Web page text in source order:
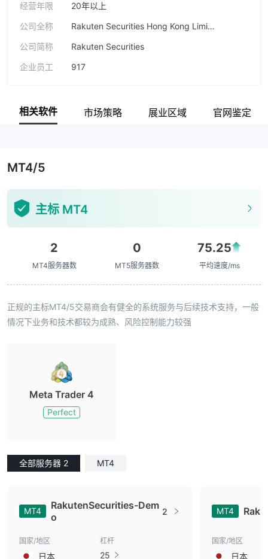
经营年限
20年以上
公司全称
Rakuten Securities Hong Kong Limited
公司简称
Rakuten Securities
企业员工
917
相关软件 市场策略 展业区域 官网鉴定
MT4/5
主标 MT4
2
MT4服务器数
0
MT5服务器数
75.25
平均速度/ms
正规的主标MT4/5交易商会有健全的系统服务与后续技术支持，一般
情况下业务和技术都较为成熟、风险控制能力较强
Meta Trader 4
Perfect
全部服务器 2 MT4
MT4
RakutenSecurities-Dem
o
2
国家/地区
日本
杠杆
25
MT4
国家/地区
日本